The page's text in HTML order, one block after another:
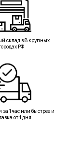
склад в 8 крупных
РФ
за 1 час или быстрее и
от 1 дня